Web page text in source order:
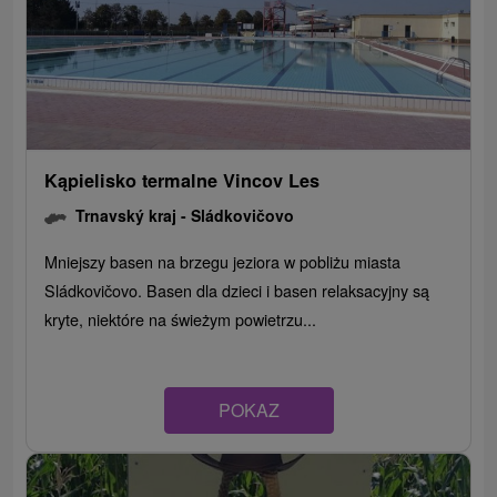
Kąpielisko termalne Vincov Les
Trnavský kraj -Sládkovičovo
Mniejszy basen na brzegu jeziora w pobliżu miasta
Sládkovičovo. Basen dla dzieci i basen relaksacyjny są
kryte, niektóre na świeżym powietrzu...
POKAZ